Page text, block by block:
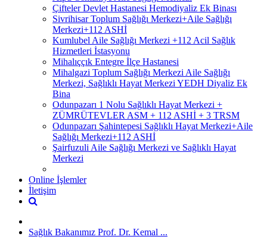
Çifteler Devlet Hastanesi Hemodiyaliz Ek Binası
Sivrihisar Toplum Sağlığı Merkezi+Aile Sağlığı
Merkezi+112 ASHİ
Kumlubel Aile Sağlığı Merkezi +112 Acil Sağlık
Hizmetleri İstasyonu
Mihalıççık Entegre İlçe Hastanesi
Mihalgazi Toplum Sağlığı Merkezi Aile Sağlığı
Merkezi, Sağlıklı Hayat Merkezi YEDH Diyaliz Ek
Bina
Odunpazarı 1 Nolu Sağlıklı Hayat Merkezi +
ZÜMRÜTEVLER ASM + 112 ASHİ + 3 TRSM
Odunpazarı Şahintepesi Sağlıklı Hayat Merkezi+Aile
Sağlığı Merkezi+112 ASHİ
Şairfuzuli Aile Sağlığı Merkezi ve Sağlıklı Hayat
Merkezi
Online İşlemler
İletişim
Sağlık Bakanımız Prof. Dr. Kemal ...